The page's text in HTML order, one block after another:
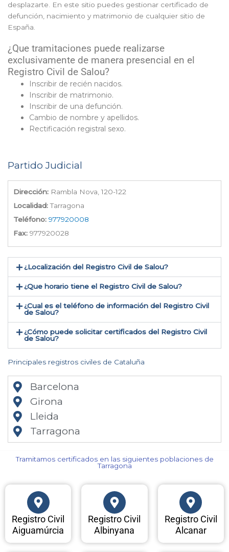
desplazarte. En este sitio puedes gestionar certificado de
defunción, nacimiento y matrimonio de cualquier sitio de
España.
¿Que tramitaciones puede realizarse
exclusivamente de manera presencial en el
Registro Civil de Salou?
Inscribir de recién nacidos.
Inscribir de matrimonio.
Inscribir de una defunción.
Cambio de nombre y apellidos.
Rectificación registral sexo.
Partido Judicial
Dirección: Rambla Nova, 120-122
Localidad:Tarragona
Teléfono: 977920008
Fax: 977920028
¿Localización del Registro Civil de Salou​?
¿Que horario tiene el Registro Civil de Salou?
¿Cual es el teléfono de información del Registro Civil
de Salou​?
¿Cómo puede solicitar certificados del Registro Civil
de Salou​?
Principales registros civiles de Cataluña
Barcelona
Girona
Lleida
Tarragona
Tramitamos certificados en las siguientes poblaciones de
Tarragona​
Registro Civil
Aiguamúrcia
Registro Civil
Albinyana
Registro Civil
Alcanar